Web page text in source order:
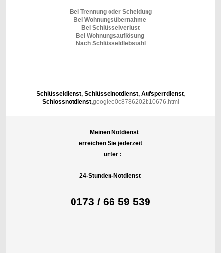
Bei Trennung oder Scheidung
Bei Wohnungsübernahme
Bei Schlüsselverlust
Bei Wohnungsauflösung
Nach Schlüsseldiebstahl
Schlüsseldienst, Schlüsselnotdienst, Aufsperrdienst,
Schlossnotdienst,googlee0c8786202b10676.html
Meinen Notdienst
erreichen Sie jederzeit
unter :
24-Stunden-Notdienst
0173 / 66 59 539